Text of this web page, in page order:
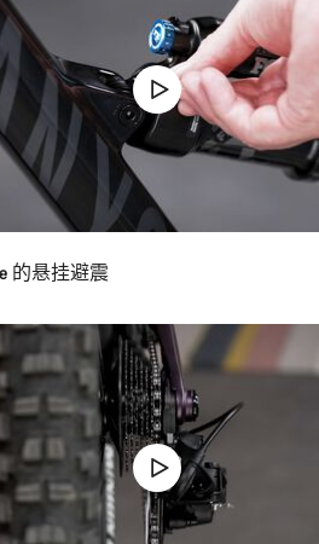
的悬挂避震